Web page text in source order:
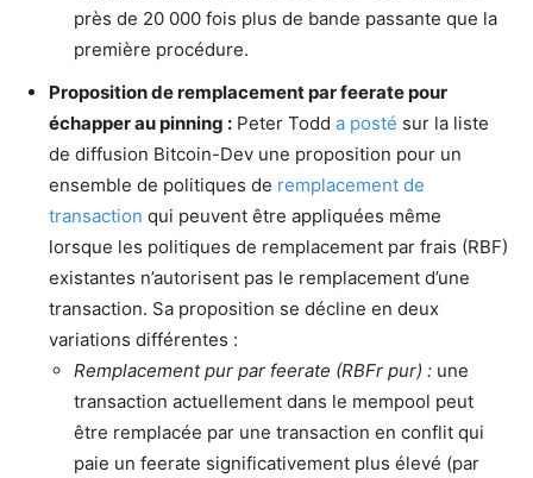
près de 20 000 fois plus de bande passante que la
première procédure.
Proposition de remplacement par feerate pour
échapper au pinning : Peter Todd a posté sur la liste
de diffusion Bitcoin-Dev une proposition pour un
ensemble de politiques de remplacement de
transaction qui peuvent être appliquées même
lorsque les politiques de remplacement par frais (RBF)
existantes n’autorisent pas le remplacement d’une
transaction. Sa proposition se décline en deux
variations différentes :
Remplacement pur par feerate (RBFr pur) : une
transaction actuellement dans le mempool peut
être remplacée par une transaction en conflit qui
paie un feerate significativement plus élevé (par